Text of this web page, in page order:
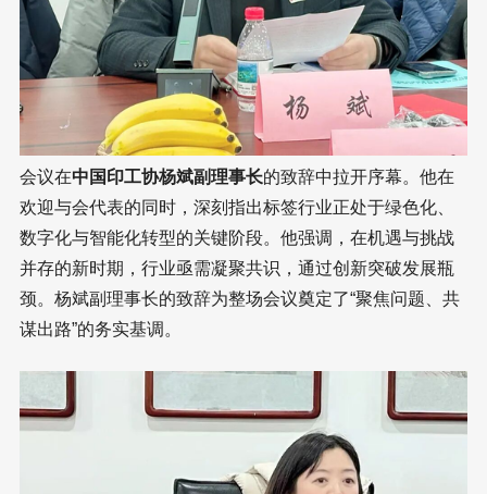
会议在中国印工协杨斌副理事长的致辞中拉开序幕。他在
欢迎与会代表的同时，深刻指出标签行业正处于绿色化、
数字化与智能化转型的关键阶段。他强调，在机遇与挑战
并存的新时期，行业亟需凝聚共识，通过创新突破发展瓶
颈。杨斌副理事长的致辞为整场会议奠定了“聚焦问题、共
谋出路”的务实基调。